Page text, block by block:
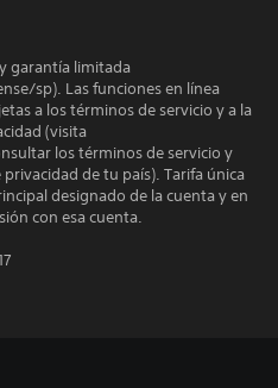
garantía limitada
sp). Las funciones en línea
a los términos de servicio y a la
(visita
los términos de servicio y
de tu país). Tarifa única
designado de la cuenta y en
con esa cuenta.